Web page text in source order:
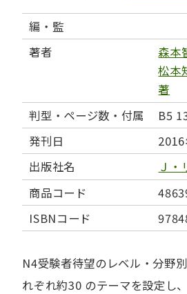
編・監
著者
森本
松本
著
判型・ページ数・付属
B5
発刊日
出版社名
Ｊ・
商品コード
ISBNコード
N4受験者待望のレベル・分野
れぞれ約30 のテーマを設定し